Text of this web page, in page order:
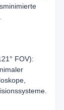
FOV):